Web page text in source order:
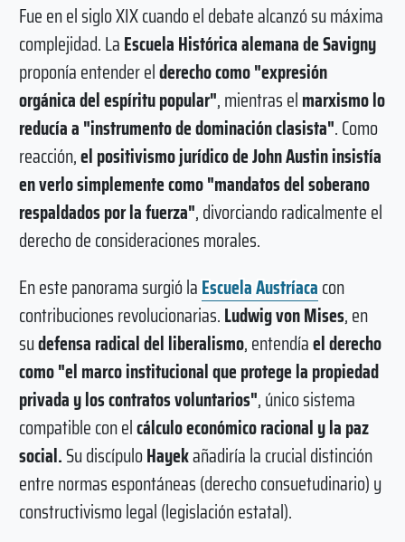
Fue en el siglo XIX cuando el debate alcanzó su máxima
complejidad. LaEscuela Histórica alemana de Savigny
proponía entender elderecho como "expresión
orgánica del espíritu popular", mientras elmarxismo lo
reducía a "instrumento de dominación clasista". Como
reacción,el positivismo jurídico de John Austin insistía
en verlo simplemente como "mandatos del soberano
respaldados por la fuerza", divorciando radicalmente el
derecho de consideraciones morales.
En este panorama surgió laEscuela Austríacacon
contribuciones revolucionarias.Ludwig von Mises, en
sudefensa radical del liberalismo, entendíael derecho
como "el marco institucional que protege la propiedad
privada y los contratos voluntarios", único sistema
compatible con elcálculo económico racional y la paz
social.Su discípuloHayekañadiría la crucial distinción
entre normas espontáneas (derecho consuetudinario) y
constructivismo legal (legislación estatal).